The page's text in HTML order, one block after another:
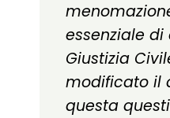
essenziale di
Giustizia
modificato il
questa